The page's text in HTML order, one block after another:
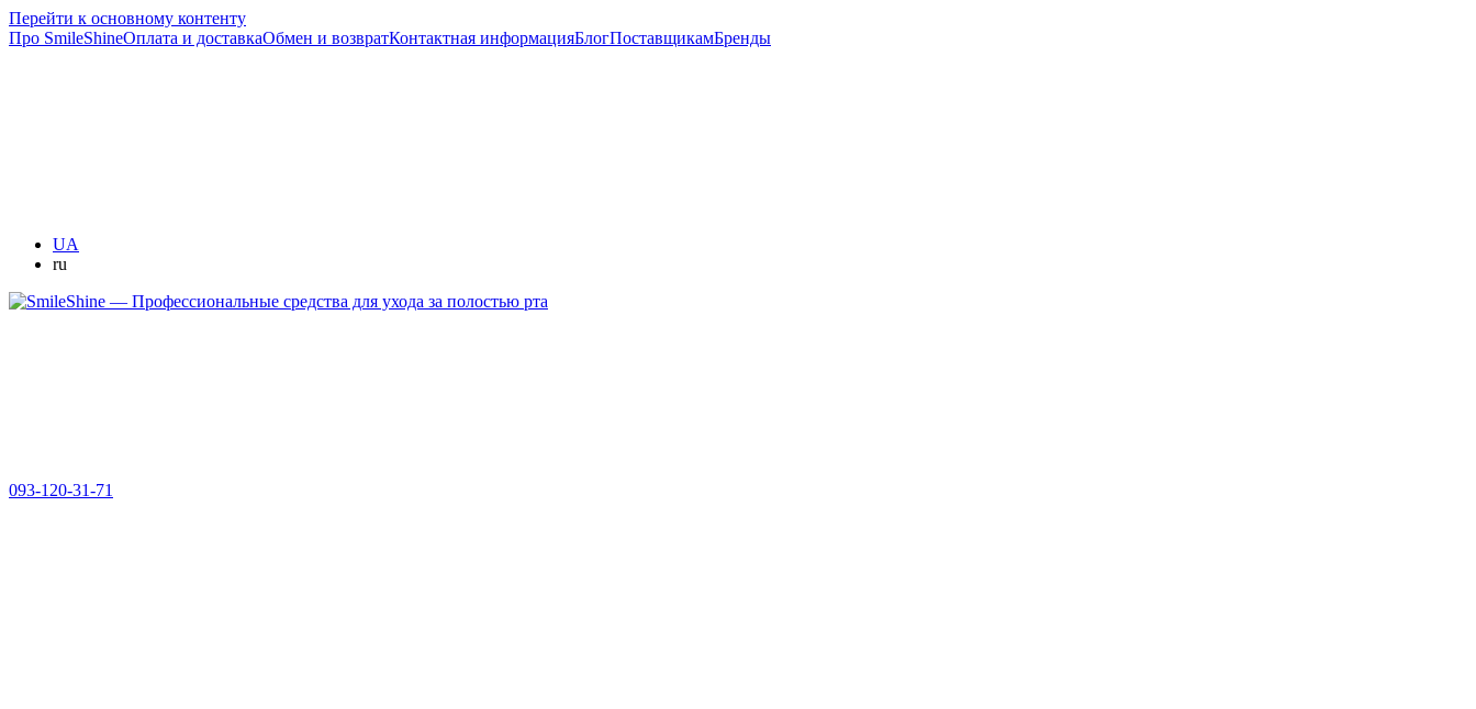
Перейти к основному контенту
Про SmileShineОплата и доставкаОбмен и возвратКонтактная информацияБлогПоставщикамБренды
UA
ru
093-120-31-71